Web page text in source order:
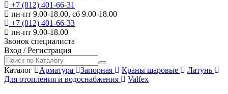
+7 (812) 401-66-31
пн-пт 9.00-18.00, сб 9.00-18.00
+7 (812) 401-66-33
пн-пт 9.00-18.00
Звонок специалиста
Вход /Регистрация
Каталог Арматура Запорная Краны шаровые
Латунь
Для отопления и водоснабжения
Valfex